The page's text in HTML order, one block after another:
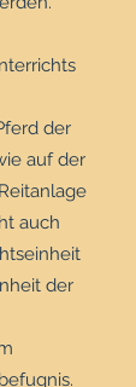
der
auf der
auch
der